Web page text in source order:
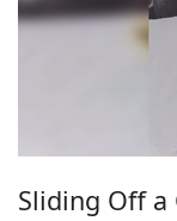
Sliding Off